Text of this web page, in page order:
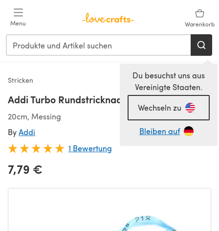
Menu Warenkorb
Du besuchst uns aus
Vereinigte Staaten.
Wechseln zu
Bleiben auf
Stricken
Addi Turbo Rundstricknadeln 20cm (8")
20cm, Messing
ByAddi
1 Bewertung
7,79 €